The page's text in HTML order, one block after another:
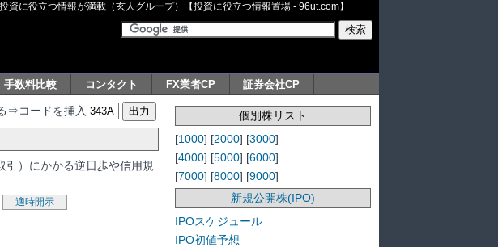
に役立つ情報が満載（玄人グループ）【投資に役立つ情報置場 - 96ut.com】
手数料比較 コンタクト FX業者CP 証券会社CP
⇒コードを挿入
引）にかかる逆日歩や信用規
適時開示
個別株リスト
[1000] [2000] [3000]
[4000] [5000] [6000]
[7000] [8000] [9000]
新規公開株(IPO)
IPOスケジュール
IPO初値予想